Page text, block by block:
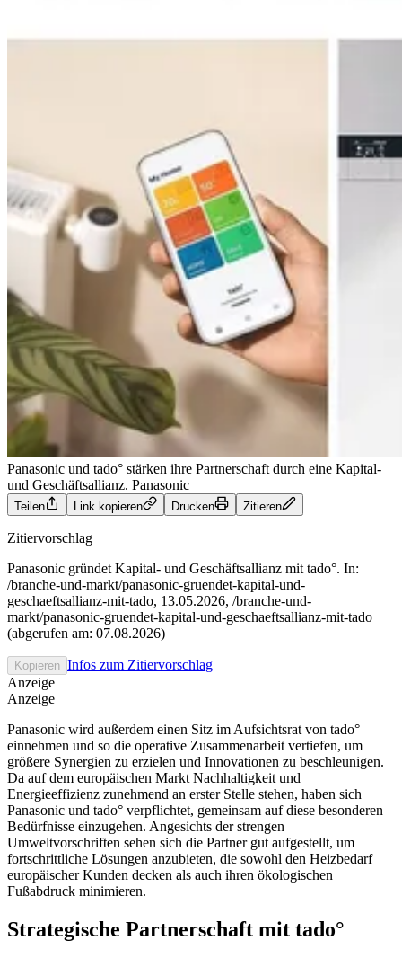
Panasonic und tado° stärken ihre Partnerschaft durch eine Kapital-
und Geschäftsallianz. Panasonic
Teilen Link kopieren Drucken Zitieren
Zitiervorschlag
Panasonic gründet Kapital- und Geschäftsallianz mit tado°. In:
/branche-und-markt/panasonic-gruendet-kapital-und-
geschaeftsallianz-mit-tado, 13.05.2026, /branche-und-
markt/panasonic-gruendet-kapital-und-geschaeftsallianz-mit-tado
(abgerufen am: 07.08.2026)
Kopieren Infos zum Zitiervorschlag
Anzeige
Anzeige
Panasonic wird außerdem einen Sitz im Aufsichtsrat von tado°
einnehmen und so die operative Zusammenarbeit vertiefen, um
größere Synergien zu erzielen und Innovationen zu beschleunigen.
Da auf dem europäischen Markt Nachhaltigkeit und
Energieeffizienz zunehmend an erster Stelle stehen, haben sich
Panasonic und tado° verpflichtet, gemeinsam auf diese besonderen
Bedürfnisse einzugehen. Angesichts der strengen
Umweltvorschriften sehen sich die Partner gut aufgestellt, um
fortschrittliche Lösungen anzubieten, die sowohl den Heizbedarf
europäischer Kunden decken als auch ihren ökologischen
Fußabdruck minimieren.
Strategische Partnerschaft mit tado°